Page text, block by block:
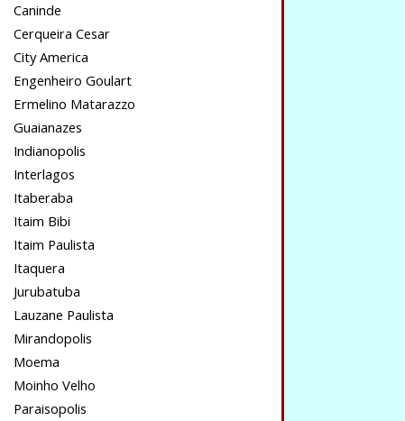
Caninde
Cerqueira Cesar
City America
Engenheiro Goulart
Ermelino Matarazzo
Guaianazes
Indianopolis
Interlagos
Itaberaba
Itaim Bibi
Itaim Paulista
Itaquera
Jurubatuba
Lauzane Paulista
Mirandopolis
Moema
Moinho Velho
Paraisopolis